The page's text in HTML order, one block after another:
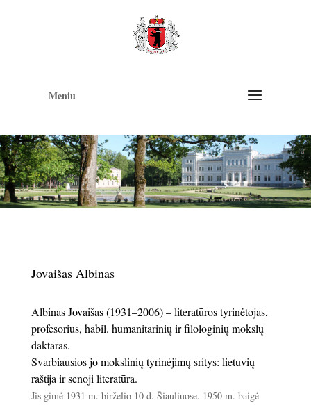
Meniu
Jovaišas Albinas
Albinas Jovaišas (1931–2006) – literatūros tyrinėtojas,
profesorius, habil. humanitarinių ir filologinių mokslų
daktaras.
Svarbiausios jo mokslinių tyrinėjimų sritys: lietuvių
raštija ir senoji literatūra.
Jis gimė 1931 m. birželio 10 d. Šiauliuose. 1950 m. baigė